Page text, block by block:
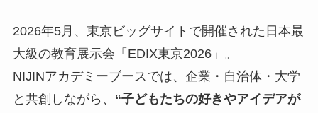
2026年5月、東京ビッグサイトで開催された日本最
大級の教育展示会「EDIX東京2026」。
NIJINアカデミーブースでは、企業・自治体・大学
と共創しながら、 “子どもたちの好きやアイデアが